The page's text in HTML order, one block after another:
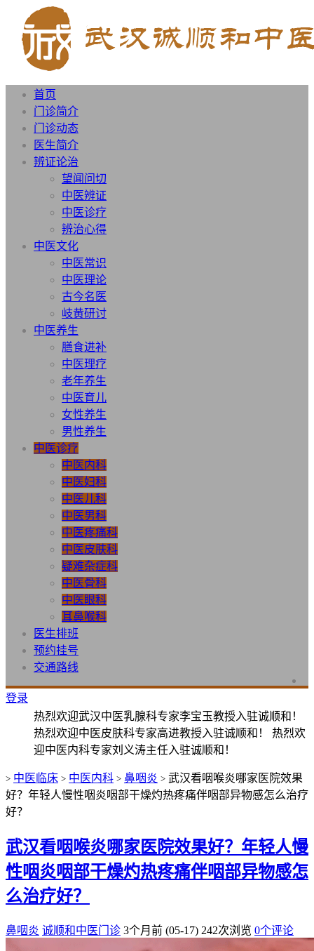
首页
门诊简介
门诊动态
医生简介
辨证论治
望闻问切
中医辨证
中医诊疗
辨治心得
中医文化
中医常识
中医理论
古今名医
岐黄研讨
中医养生
膳食进补
中医理疗
老年养生
中医育儿
女性养生
男性养生
中医诊疗
中医内科
中医妇科
中医儿科
中医男科
中医疼痛科
中医皮肤科
疑难杂症科
中医骨科
中医眼科
耳鼻喉科
医生排班
预约挂号
交通路线
登录
热烈欢迎武汉中医乳腺科专家李宝玉教授入驻诚顺和！
热烈欢迎中医皮肤科专家高进教授入驻诚顺和！ 热烈欢
迎中医内科专家刘义涛主任入驻诚顺和！
> 中医临床 > 中医内科 > 鼻咽炎 > 武汉看咽喉炎哪家医院效果
好？年轻人慢性咽炎咽部干燥灼热疼痛伴咽部异物感怎么治疗
好？
武汉看咽喉炎哪家医院效果好？年轻人慢
性咽炎咽部干燥灼热疼痛伴咽部异物感怎
么治疗好？
鼻咽炎 诚顺和中医门诊 3个月前 (05-17) 242次浏览 0个评论